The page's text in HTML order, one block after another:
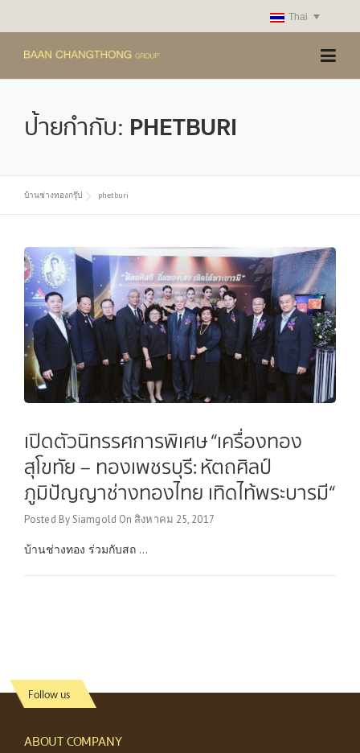
Thai
ป้ายกำกับ: PHETBURI
บ้านช่างทองกรุ๊ป phetburi
เปิดตัวนิทรรศการพิเศษ “เครื่องทอง
สุโขทัย – ทองเพชรบุรี: หัตถศิลป์
ภูมิปัญญาช่างทองไทย เทิดไท้พระบารมี“
Posted By Siamgold On สิงหาคม 25, 2017
บ้านช่างทอง ร่วมกับสถ ...
Follow us
ABOUT COMPANY